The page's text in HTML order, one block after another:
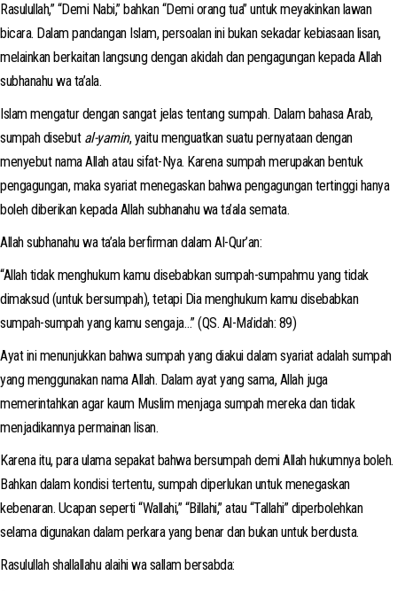
Rasulullah,” “Demi Nabi,” bahkan “Demi orang tua” untuk meyakinkan lawan
bicara. Dalam pandangan Islam, persoalan ini bukan sekadar kebiasaan lisan,
melainkan berkaitan langsung dengan akidah dan pengagungan kepada Allah
subhanahu wa ta’ala.
Islam mengatur dengan sangat jelas tentang sumpah. Dalam bahasa Arab,
sumpah disebut al-yamin, yaitu menguatkan suatu pernyataan dengan
menyebut nama Allah atau sifat-Nya. Karena sumpah merupakan bentuk
pengagungan, maka syariat menegaskan bahwa pengagungan tertinggi hanya
boleh diberikan kepada Allah subhanahu wa ta’ala semata.
Allah subhanahu wa ta’ala berfirman dalam Al-Qur’an:
“Allah tidak menghukum kamu disebabkan sumpah-sumpahmu yang tidak
dimaksud (untuk bersumpah), tetapi Dia menghukum kamu disebabkan
sumpah-sumpah yang kamu sengaja…” (QS. Al-Ma’idah: 89)
Ayat ini menunjukkan bahwa sumpah yang diakui dalam syariat adalah sumpah
yang menggunakan nama Allah. Dalam ayat yang sama, Allah juga
memerintahkan agar kaum Muslim menjaga sumpah mereka dan tidak
menjadikannya permainan lisan.
Karena itu, para ulama sepakat bahwa bersumpah demi Allah hukumnya boleh.
Bahkan dalam kondisi tertentu, sumpah diperlukan untuk menegaskan
kebenaran. Ucapan seperti “Wallahi,” “Billahi,” atau “Tallahi” diperbolehkan
selama digunakan dalam perkara yang benar dan bukan untuk berdusta.
Rasulullah shallallahu alaihi wa sallam bersabda: